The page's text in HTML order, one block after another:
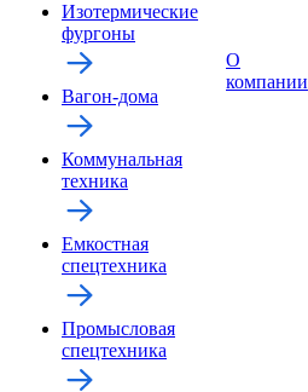
Изотермические
фургоны
Вагон-дома
Коммунальная
техника
Емкостная
спецтехника
Промысловая
спецтехника
О
компании